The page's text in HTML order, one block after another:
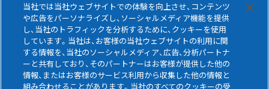
当社では当社ウェブサイトでの体験を向上させ、コンテンツ
や広告をパーソナライズし、ソーシャルメディア機能を提供
し、当社のトラフィックを分析するために、クッキーを使用
しています。当社は、お客様の当社ウェブサイトの利用に関
する情報を、当社のソーシャルメディア、広告、分析パートナ
ーと共有しており、そのパートナーはお客様が提供した他の
情報、またはお客様のサービス利用から収集した他の情報と
組み合わせることがあります。当社のすべてのクッキーの受